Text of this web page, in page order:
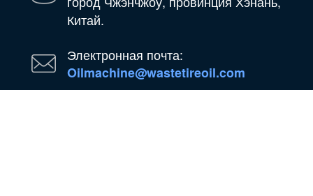
Китай.
Электронная почта:
Oilmachine@wastetireoil.com